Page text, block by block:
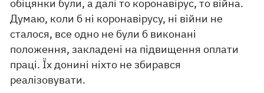
обіцянки були, а далі то коронавірус, то війна.
Думаю, коли б ні коронавірусу, ні війни не
сталося, все одно не були б виконані
положення, закладені на підвищення оплати
праці. Їх донині ніхто не збирався
реалізовувати.